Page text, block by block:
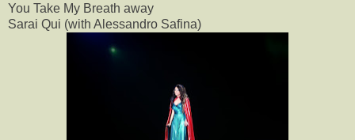
You Take My Breath away
Sarai Qui (with Alessandro Safina)